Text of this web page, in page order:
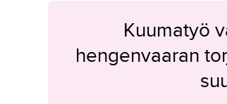
Kuumatyö
hengenvaaran